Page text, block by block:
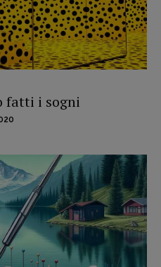
–
cod. fis.
fatti i sogni